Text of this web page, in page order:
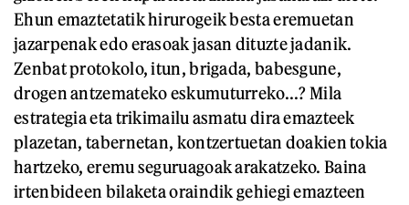
Ehun emaztetatik hirurogeik besta eremuetan
jazarpenak edo erasoak jasan dituzte jadanik.
Zenbat protokolo, itun, brigada, babesgune,
drogen antzemateko eskumuturreko...? Mila
estrategia eta trikimailu asmatu dira emazteek
plazetan, tabernetan, kontzertuetan doakien tokia
hartzeko, eremu seguruagoak arakatzeko. Baina
irtenbideen bilaketa oraindik gehiegi emazteen